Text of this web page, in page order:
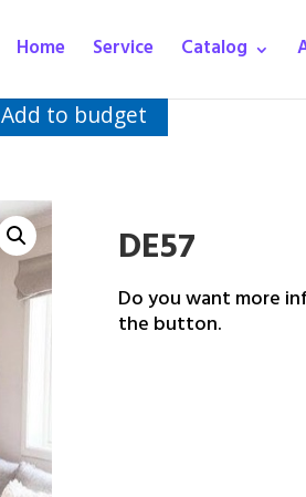
Home Service Catalog
Add to budget
DE57
Do you want more
the button.